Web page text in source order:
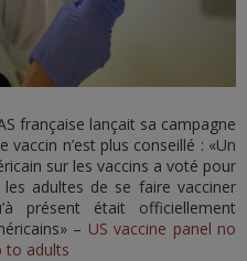
française lançait sa campagne
n’est plus conseillé : «Un
sur les vaccins a voté pour
adultes de se faire vacciner
présent était officiellement
– US vaccine panel no
to adults